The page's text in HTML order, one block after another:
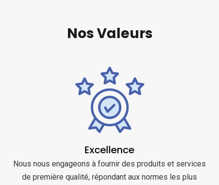
Nos Valeurs
Excellence
Nous nous engageons à fournir des produits et services
de première qualité, répondant aux normes les plus